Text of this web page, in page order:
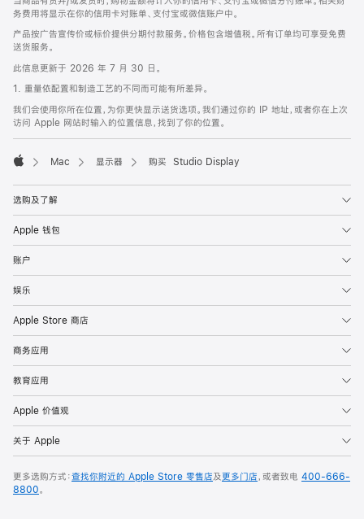
务费用将显示在你的信用卡对账单、支付宝或微信账户中。
产品按广告宣传价或标价提供分期付款服务。价格包含增值税。所有订单均可享受免费
送货服务。
此信息更新于 2026 年 7 月 30 日。
1. 重量依配置和制造工艺的不同而可能有所差异。
我们会使用你所在位置，为你更快显示送货选项。我们通过你的 IP 地址，或者你在上次
访问 Apple 网站时输入的位置信息，找到了你的位置。
Mac 显示器 购买 Studio Display
选购及了解
Apple 钱包
账户
娱乐
Apple Store 商店
商务应用
教育应用
Apple 价值观
关于 Apple
更多选购方式：查找你附近的 Apple Store 零售店及更多门店，或者致电 400-666-
8800。